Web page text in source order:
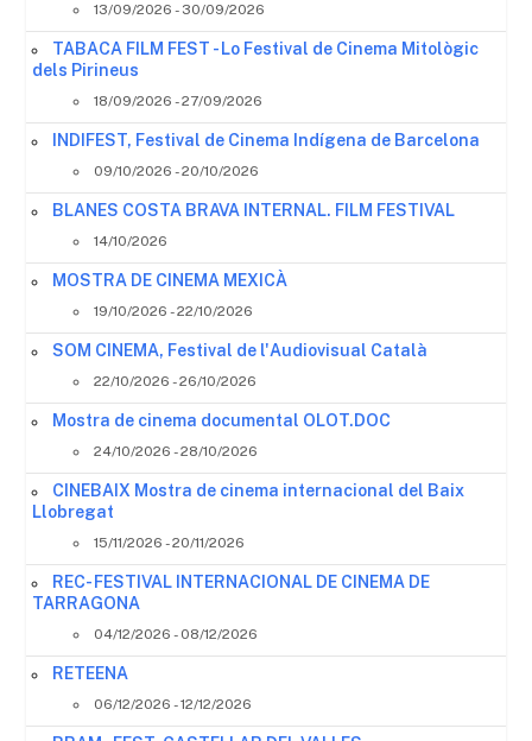
13/09/2026 - 30/09/2026
TABACA FILM FEST - Lo Festival de Cinema Mitològic
dels Pirineus
18/09/2026 - 27/09/2026
INDIFEST, Festival de Cinema Indígena de Barcelona
09/10/2026 - 20/10/2026
BLANES COSTA BRAVA INTERNAL. FILM FESTIVAL
14/10/2026
MOSTRA DE CINEMA MEXICÀ
19/10/2026 - 22/10/2026
SOM CINEMA, Festival de l'Audiovisual Català
22/10/2026 - 26/10/2026
Mostra de cinema documental OLOT.DOC
24/10/2026 - 28/10/2026
CINEBAIX Mostra de cinema internacional del Baix
Llobregat
15/11/2026 - 20/11/2026
REC- FESTIVAL INTERNACIONAL DE CINEMA DE
TARRAGONA
04/12/2026 - 08/12/2026
RETEENA
06/12/2026 - 12/12/2026